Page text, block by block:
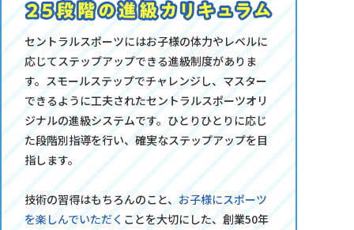
セントラルスポーツにはお子様の体力やレベルに
応じてステップアップできる進級制度がありま
す。スモールステップでチャレンジし、マスター
できるように工夫されたセントラルスポーツオリ
ジナルの進級システムです。ひとりひとりに応じ
た段階別指導を行い、確実なステップアップを目
指します。
技術の習得はもちろんのこと、 お子様にスポーツ
を楽しんでいただく ことを大切にした、創業50年